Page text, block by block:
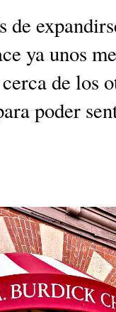
de
ya unos
de los
poder